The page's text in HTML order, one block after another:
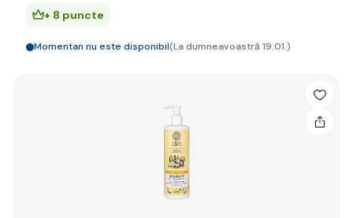
+ 8 puncte
Momentan nu este disponibil(La dumneavoastră 19.01.)